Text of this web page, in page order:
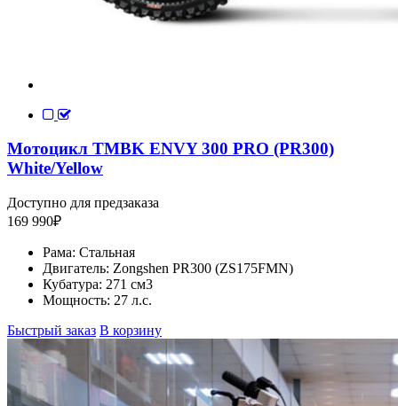
Мотоцикл TMBK ENVY 300 PRO (PR300)
White/Yellow
Доступно для предзаказа
169 990₽
Рама: Стальная
Двигатель: Zongshen PR300 (ZS175FMN)
Кубатура: 271 см3
Мощность: 27 л.с.
Быстрый заказ В корзину